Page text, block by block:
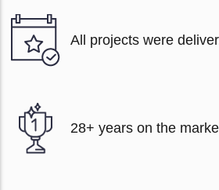
All projects were
28+ years on the